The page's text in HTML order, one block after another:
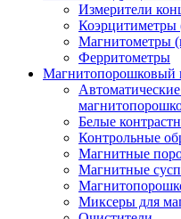
Измерители
Коэрцитиметры
Магнитометры
Ферритометры
Магнитопорошковый
Белые
Контрольные
Магнитные
Магнитные
Миксеры для